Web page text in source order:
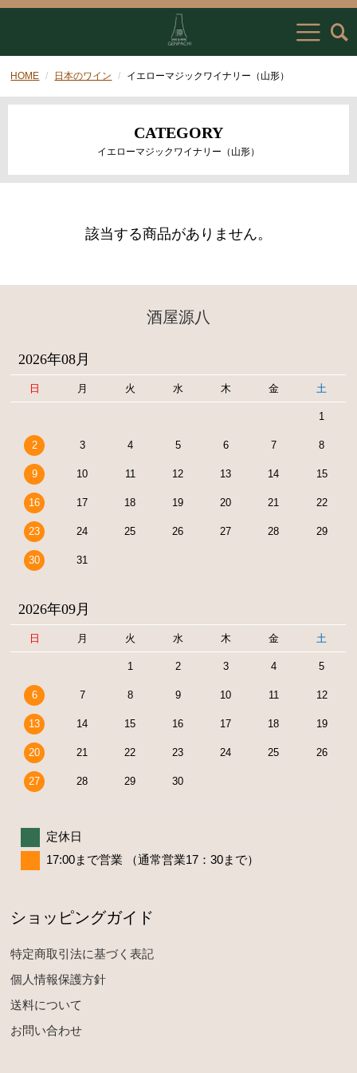
HOME 日本のワイン イエローマジックワイナリー（山形）
CATEGORY
イエローマジックワイナリー（山形）
該当する商品がありません。
酒屋源八
2026年08月
日 月 火 水 木 金 土
1
2 3 4 5 6 7 8
9 10 11 12 13 14 15
16 17 18 19 20 21 22
23 24 25 26 27 28 29
30 31
2026年09月
日 月 火 水 木 金 土
1 2 3 4 5
6 7 8 9 10 11 12
13 14 15 16 17 18 19
20 21 22 23 24 25 26
27 28 29 30
定休日
17:00まで営業 （通常営業17：30まで）
ショッピングガイド
特定商取引法に基づく表記
個人情報保護方針
送料について
お問い合わせ